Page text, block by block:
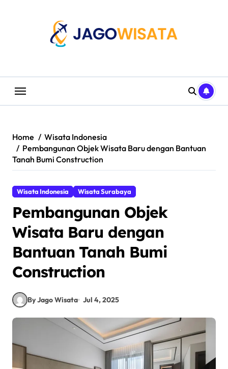
Home
Wisata Indonesia
Pembangunan Objek Wisata Baru dengan Bantuan
Tanah Bumi Construction
Wisata Indonesia Wisata Surabaya
Pembangunan Objek
Wisata Baru dengan
Bantuan Tanah Bumi
Construction
By Jago Wisata Jul 4, 2025